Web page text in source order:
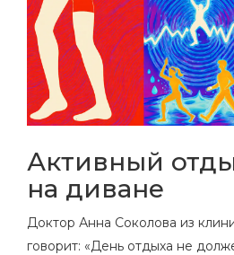
Активный
на диване
Доктор Анна Соколова из
говорит: «День отдыха не